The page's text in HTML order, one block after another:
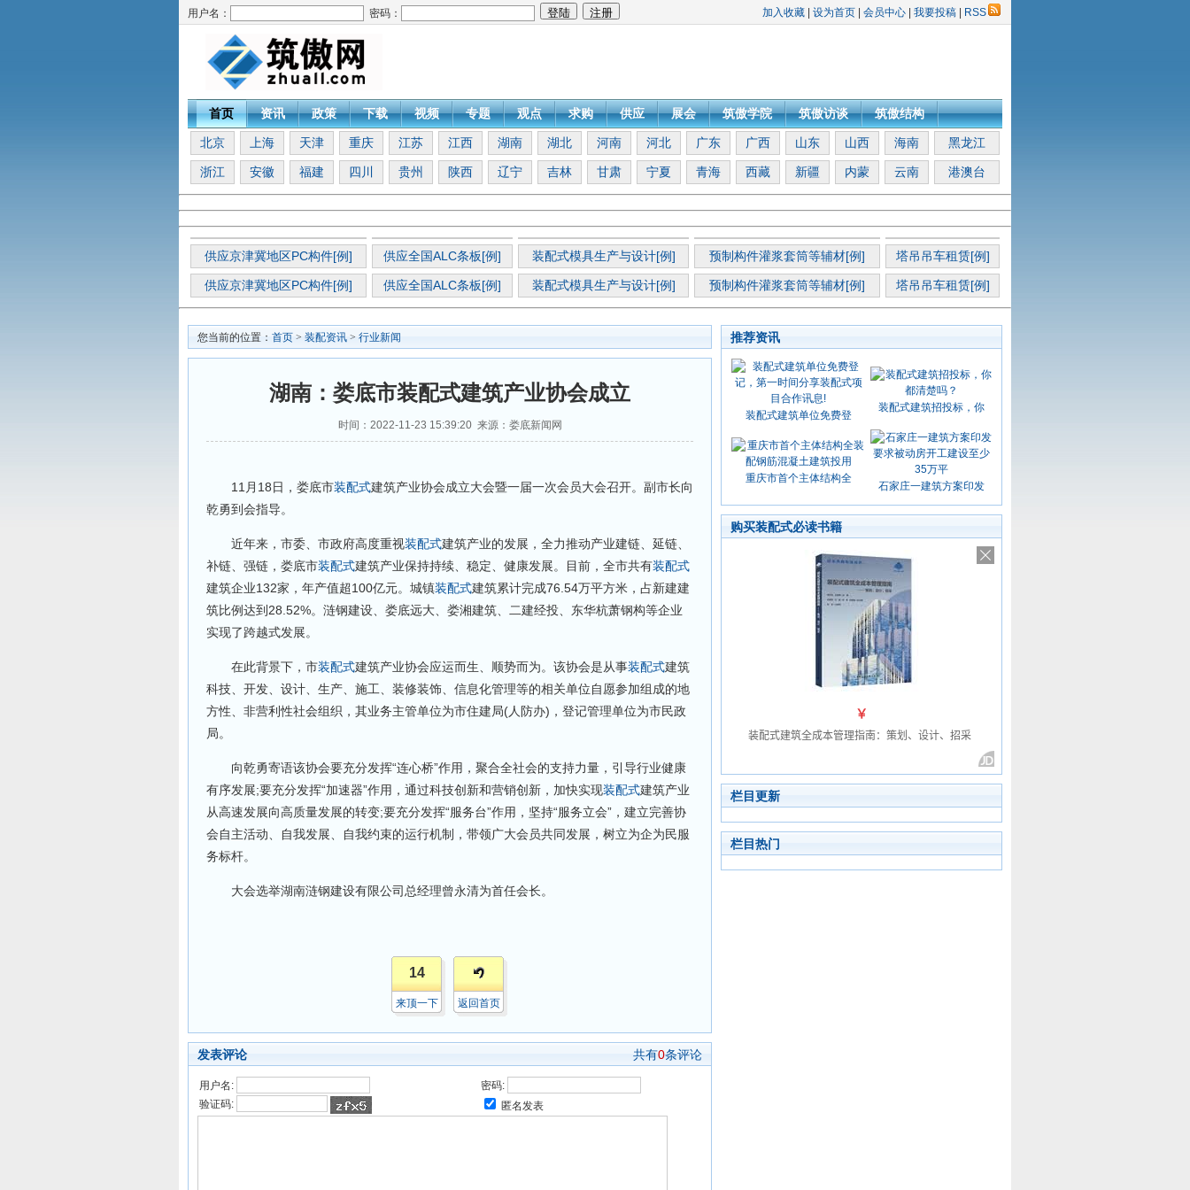
用户名： 密码： 加入收藏 设为首页 会员中心 我要投稿 RSS
首页 资讯 政策 下载 视频 专题 观点 求购 供应 展会 筑傲学院 筑傲访谈 筑傲结构
北京 上海 天津 重庆 江苏 江西 湖南 湖北 河南 河北 广东 广西 山东 山西 海南 黑龙江
浙江 安徽 福建 四川 贵州 陕西 辽宁 吉林 甘肃 宁夏 青海 西藏 新疆 内蒙 云南 港澳台
供应京津冀地区PC构件[例] 供应全国ALC条板[例] 装配式模具生产与设计[例] 预制构件灌浆套筒等辅材[例] 塔吊吊车租赁[例]
供应京津冀地区PC构件[例] 供应全国ALC条板[例] 装配式模具生产与设计[例] 预制构件灌浆套筒等辅材[例] 塔吊吊车租赁[例]
您当前的位置： 首页 > 装配资讯 > 行业新闻
湖南：娄底市装配式建筑产业协会成立
时间：2022-11-23 15:39:20 来源：娄底新闻网
11月18日，娄底市装配式建筑产业协会成立大会暨一届一次会员大会召开。副市长向
乾勇到会指导。
近年来，市委、市政府高度重视装配式建筑产业的发展，全力推动产业建链、延链、
补链、强链，娄底市装配式建筑产业保持持续、稳定、健康发展。目前，全市共有装配式
建筑企业132家，年产值超100亿元。城镇装配式建筑累计完成76.54万平方米，占新建建
筑比例达到28.52%。涟钢建设、娄底远大、娄湘建筑、二建经投、东华杭萧钢构等企业
实现了跨越式发展。
在此背景下，市装配式建筑产业协会应运而生、顺势而为。该协会是从事装配式建筑
科技、开发、设计、生产、施工、装修装饰、信息化管理等的相关单位自愿参加组成的地
方性、非营利性社会组织，其业务主管单位为市住建局(人防办)，登记管理单位为市民政
局。
向乾勇寄语该协会要充分发挥“连心桥”作用，聚合全社会的支持力量，引导行业健康
有序发展;要充分发挥“加速器”作用，通过科技创新和营销创新，加快实现装配式建筑产业
从高速发展向高质量发展的转变;要充分发挥“服务台”作用，坚持“服务立会”，建立完善协
会自主活动、自我发展、自我约束的运行机制，带领广大会员共同发展，树立为企为民服
务标杆。
大会选举湖南涟钢建设有限公司总经理曾永清为首任会长。
14
来顶一下 返回首页
发表评论 共有0条评论
用户名:
密码:
验证码:
匿名发表
推荐资讯
装配式建筑单位免费登
装配式建筑招投标，你
重庆市首个主体结构全
石家庄一建筑方案印发
购买装配式必读书籍
栏目更新
栏目热门